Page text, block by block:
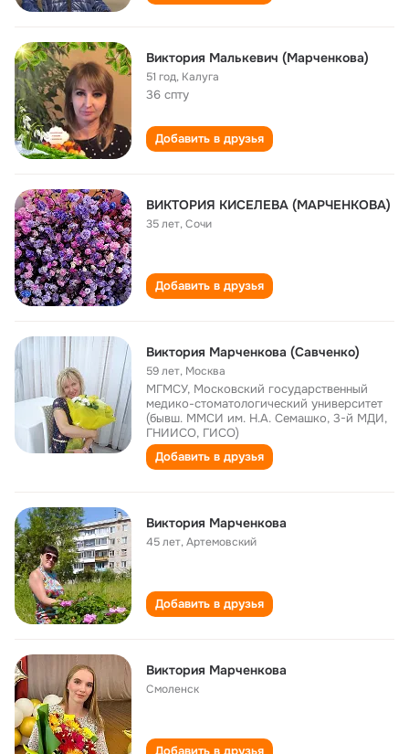
Виктория Малькевич (Марченкова)
51 год, Калуга
36 спту
Добавить в друзья
ВИКТОРИЯ КИСЕЛЕВА (МАРЧЕНКОВА)
35 лет,Сочи
Добавить в друзья
Виктория Марченкова (Савченко)
59 лет, Москва
МГМСУ, Московский государственный
медико-стоматологический университет
(бывш. ММСИ им. Н.А. Семашко, 3-й МДИ,
ГНИИСО, ГИСО)
Добавить в друзья
Виктория Марченкова
45 лет,Артемовский
Добавить в друзья
Виктория Марченкова
Смоленск
Добавить в друзья